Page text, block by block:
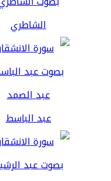
الشاطري
عبد الباسط